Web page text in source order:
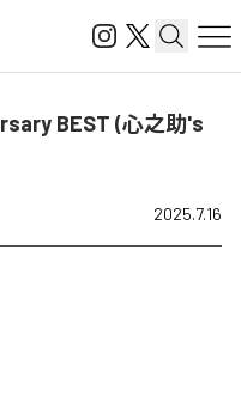
BEST (心之助's
2025.7.16